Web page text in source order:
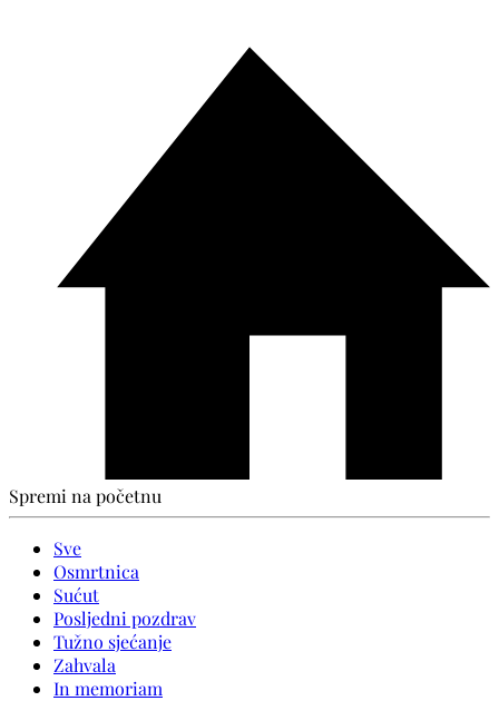
Spremi na početnu
Sve
Osmrtnica
Sućut
Posljedni pozdrav
Tužno sjećanje
Zahvala
In memoriam